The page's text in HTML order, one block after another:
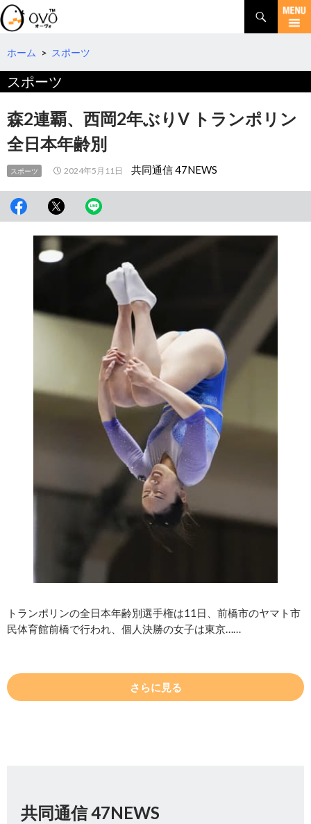
検
索
コ
テ
へ
移
動
ホーム > スポーツ
スポーツ
森2連覇、西岡2年ぶりV トランポリン
全日本年齢別
スポーツ 2024年5月11日 共同通信 47NEWS
トランポリンの全日本年齢別選手権は11日、前橋市のヤマト市
民体育館前橋で行われ、個人決勝の女子は東京……
さらに見る
共同通信 47NEWS